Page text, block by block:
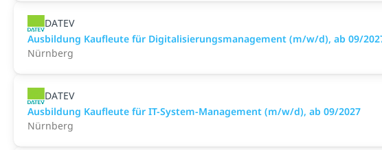
DATEV
Ausbildung Kaufleute für Digitalisierungsmanagement (m/w/d), ab 09/
Nürnberg
DATEV
Ausbildung Kaufleute für IT-System-Management (m/w/d), ab 09/2027
Nürnberg